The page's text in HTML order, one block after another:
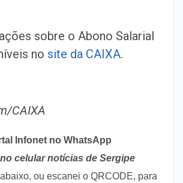
sobre o Abono Salarial
no site da CAIXA.
CAIXA
Infonet no WhatsApp
celular notícias de Sergipe
ou escanei o QRCODE, para